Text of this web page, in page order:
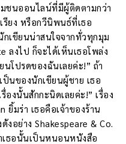
ชนออนไลน์ที่มีผู้ติดตามกว่า
ยง หรือกวีนิพนธ์ที่เธอ
เขียนน่าสนใจจากทั่วทุกมุม
ลงไป ก็จะได้เห็นเธอโพล่ง
โปรดของฉันเลยค่ะ!” ถ้า
นของนักเขียนผู้ชาย เธอ
องนั้นสักกะนิดเลยค่ะ!” เรื่อง
ยิ้มร่า เธอคือเจ้าของร้าน
อย่าง Shakespeare & Co.
เธอนั้นเป็นหนอนหนังสือ